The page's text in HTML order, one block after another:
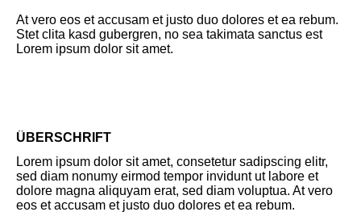
At vero eos et accusam et justo duo dolores et ea rebum.
Stet clita kasd gubergren, no sea takimata sanctus est
Lorem ipsum dolor sit amet.
ÜBERSCHRIFT
Lorem ipsum dolor sit amet, consetetur sadipscing elitr,
sed diam nonumy eirmod tempor invidunt ut labore et
dolore magna aliquyam erat, sed diam voluptua. At vero
eos et accusam et justo duo dolores et ea rebum.